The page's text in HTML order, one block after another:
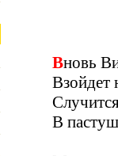
Вновь
Взойдет
В